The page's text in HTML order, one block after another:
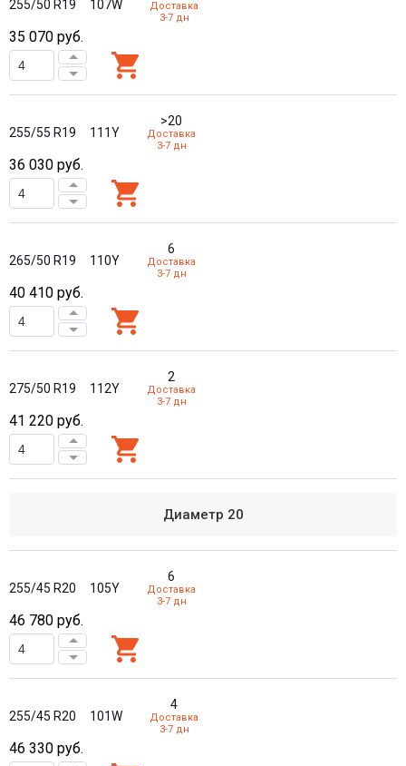
255/50 R19 107W
Доставка
3-7 дн
35 070 руб.
255/55 R19 111Y
>20
Доставка
3-7 дн
36 030 руб.
265/50 R19 110Y
6
Доставка
3-7 дн
40 410 руб.
275/50 R19 112Y
2
Доставка
3-7 дн
41 220 руб.
Диаметр 20
255/45 R20 105Y
6
Доставка
3-7 дн
46 780 руб.
255/45 R20 101W
4
Доставка
3-7 дн
46 330 руб.